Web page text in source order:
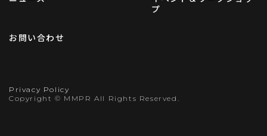
プ
お問い合わせ
Privacy Policy
Copyright © MMPR All Rights Reserved.